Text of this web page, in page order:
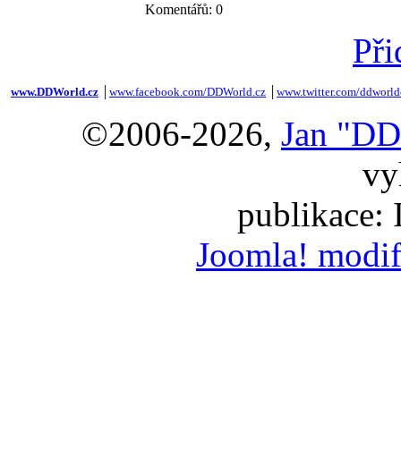
Komentářů: 0
www.DDWorld.cz www.facebook.com/DDWorld.cz www.twitter.com/
©2006-2026, Jan
publikace:
Joomla!